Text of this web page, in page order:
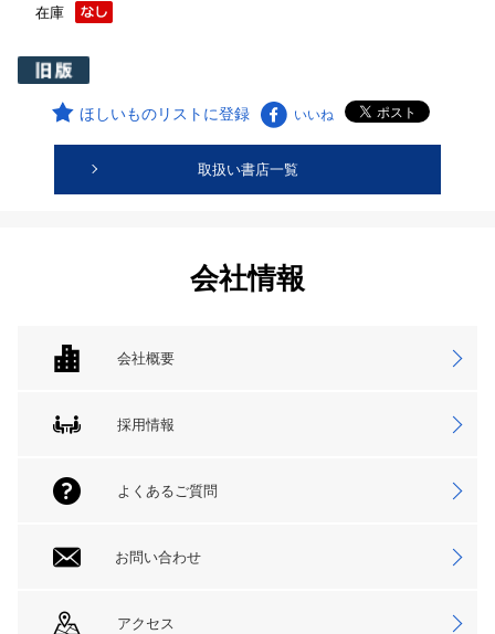
在庫
ほしいものリストに登録 いいね
取扱い書店一覧
会社情報
会社概要
採用情報
よくあるご質問
お問い合わせ
アクセス